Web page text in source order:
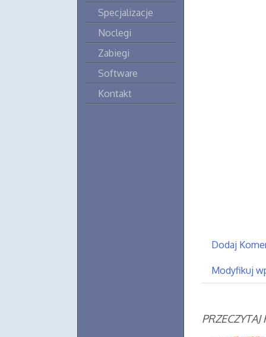
Specjalizacje
Noclegi
Zabiegi
Software
Kontakt
Dodaj
Modyfikuj